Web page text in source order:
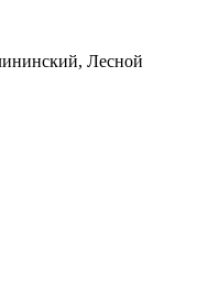
Лесной